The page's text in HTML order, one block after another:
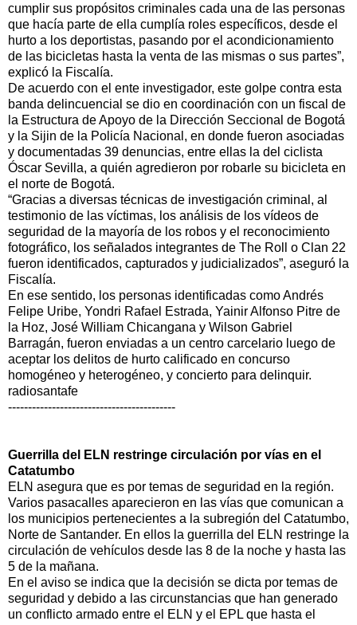
cumplir sus propósitos criminales cada una de las personas
que hacía parte de ella cumplía roles específicos, desde el
hurto a los deportistas, pasando por el acondicionamiento
de las bicicletas hasta la venta de las mismas o sus partes”,
explicó la Fiscalía.
De acuerdo con el ente investigador, este golpe contra esta
banda delincuencial se dio en coordinación con un fiscal de
la Estructura de Apoyo de la Dirección Seccional de Bogotá
y la Sijin de la Policía Nacional, en donde fueron asociadas
y documentadas 39 denuncias, entre ellas la del ciclista
Óscar Sevilla, a quién agredieron por robarle su bicicleta en
el norte de Bogotá.
“Gracias a diversas técnicas de investigación criminal, al
testimonio de las víctimas, los análisis de los vídeos de
seguridad de la mayoría de los robos y el reconocimiento
fotográfico, los señalados integrantes de The Roll o Clan 22
fueron identificados, capturados y judicializados”, aseguró la
Fiscalía.
En ese sentido, los personas identificadas como Andrés
Felipe Uribe, Yondri Rafael Estrada, Yainir Alfonso Pitre de
la Hoz, José William Chicangana y Wilson Gabriel
Barragán, fueron enviadas a un centro carcelario luego de
aceptar los delitos de hurto calificado en concurso
homogéneo y heterogéneo, y concierto para delinquir.
radiosantafe
------------------------------------------
Guerrilla del ELN restringe circulación por vías en el
Catatumbo
ELN asegura que es por temas de seguridad en la región.
Varios pasacalles aparecieron en las vías que comunican a
los municipios pertenecientes a la subregión del Catatumbo,
Norte de Santander. En ellos la guerrilla del ELN restringe la
circulación de vehículos desde las 8 de la noche y hasta las
5 de la mañana.
En el aviso se indica que la decisión se dicta por temas de
seguridad y debido a las circunstancias que han generado
un conflicto armado entre el ELN y el EPL que hasta el